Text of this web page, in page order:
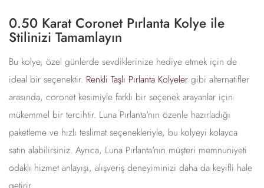
0.50 Karat Coronet Pırlanta Kolye ile
Stilinizi Tamamlayın
Bu kolye, özel günlerde sevdiklerinize hediye etmek için de
ideal bir seçenektir. Renkli Taşlı Pırlanta Kolyeler gibi alternatifler
arasında, coronet kesimiyle farklı bir seçenek arayanlar için
mükemmel bir tercihtir. Luna Pırlanta'nın özenle hazırladığı
paketleme ve hızlı teslimat seçenekleriyle, bu kolyeyi kolayca
satın alabilirsiniz. Ayrıca, Luna Pırlanta'nın müşteri memnuniyeti
odaklı hizmet anlayışı, alışveriş deneyiminizi daha da keyifli hale
getirir.